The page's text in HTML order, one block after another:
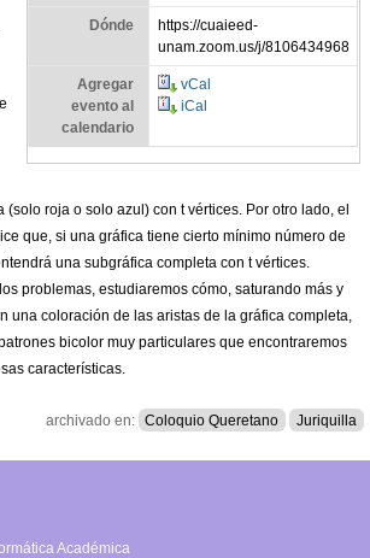
Dónde
https://cuaieed-
unam.zoom.us/j/8106434968
Agregar
evento al
calendario
vCal
iCal
roja o solo azul) con t vértices. Por otro lado, el
que, si una gráfica tiene cierto mínimo número de
una subgráfica completa con t vértices.
problemas, estudiaremos cómo, saturando más y
una coloración de las aristas de la gráfica completa,
bicolor muy particulares que encontraremos
características.
archivado en: Coloquio Queretano Juriquilla
Académica